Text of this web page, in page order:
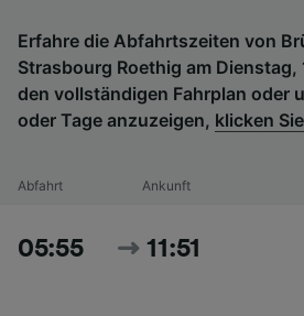
Erfahre die Abfahrtszeiten von
Strasbourg Roethig am Dienstag,
den vollständigen Fahrplan oder
oder Tage anzuzeigen, klicken
Abfahrt Ankunft
05:55 11:51